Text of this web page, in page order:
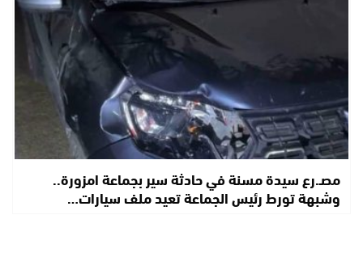
مصـ.رع سيدة مسنة في حادثة سير بجماعة امزورة..
وشبهة تورط رئيس الجماعة تعيد ملف سيارات…